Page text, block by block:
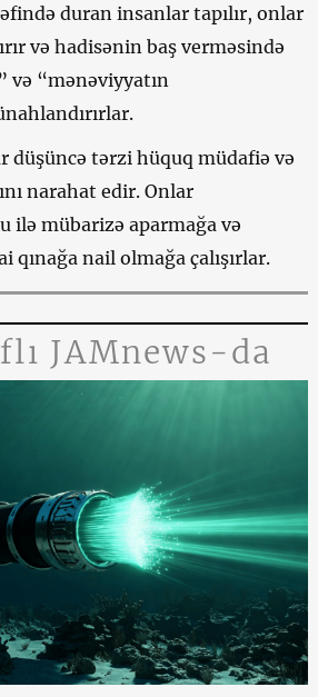
duran insanlar tapılır, onlar
və hadisənin baş verməsində
və “mənəviyyatın
düşüncə tərzi hüquq müdafiə və
narahat edir. Onlar
ilə mübarizə aparmağa və
qınağa nail olmağa çalışırlar.
JAMnews-da